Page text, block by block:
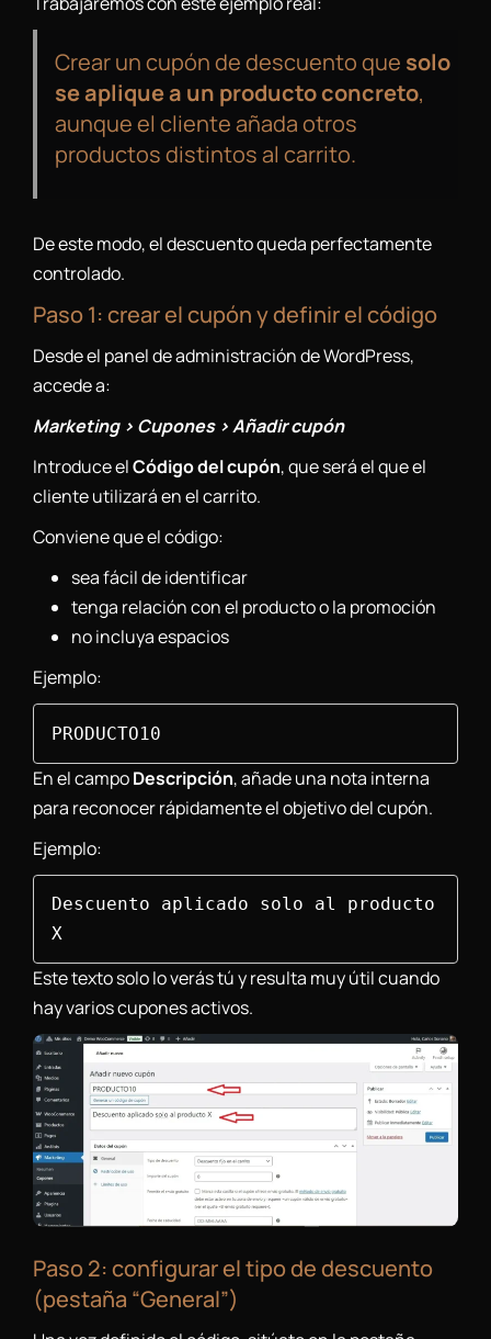
Crear un cupón de descuento que solo
se aplique a un producto concreto,
aunque el cliente añada otros
productos distintos al carrito.
De este modo, el descuento queda perfectamente
controlado.
Paso 1: crear el cupón y definir el código
Desde el panel de administración de WordPress,
accede a:
Marketing > Cupones > Añadir cupón
Introduce elCódigo del cupón, que será el que el
cliente utilizará en el carrito.
Conviene que el código:
sea fácil de identificar
tenga relación con el producto o la promoción
no incluya espacios
Ejemplo:
PRODUCTO10
En el campoDescripción, añade una nota interna
para reconocer rápidamente el objetivo del cupón.
Ejemplo:
Descuento aplicado solo al producto
X
Este texto solo lo verás tú y resulta muy útil cuando
hay varios cupones activos.
Paso 2: configurar el tipo de descuento
(pestaña “General”)